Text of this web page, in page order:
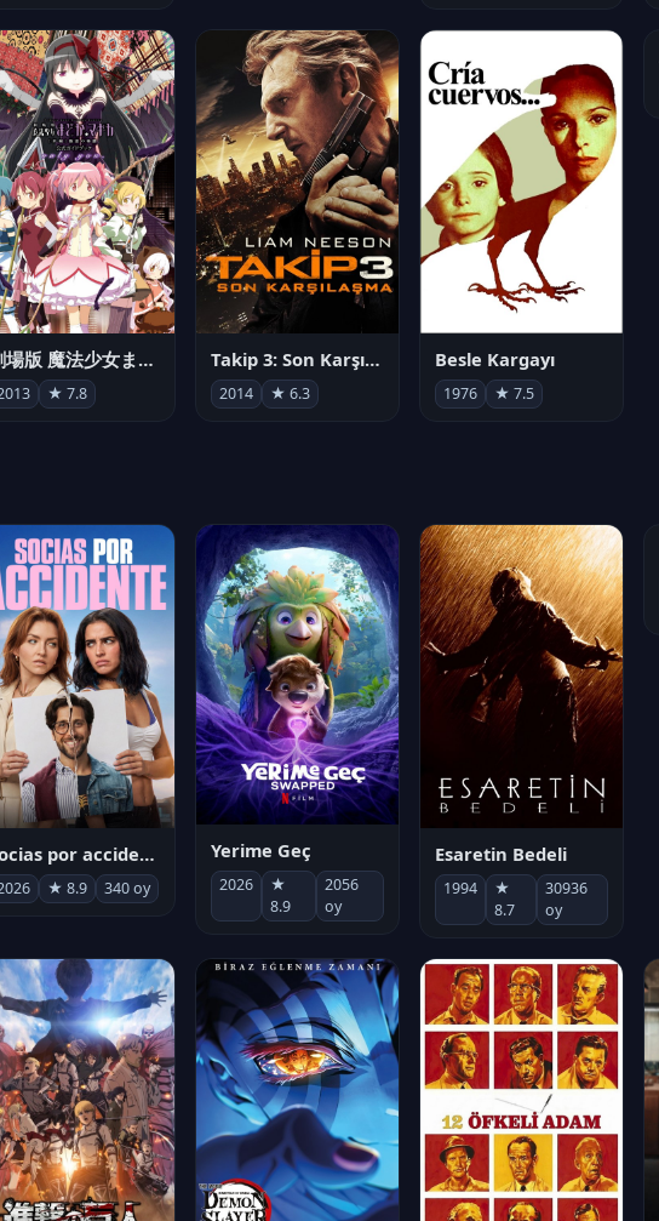
劇場版 魔法少女まどか☆マギカ[新編]叛逆の物語
★ 7.8
Takip 3: Son Karşılaşma
2014 ★ 6.3
Besle Kargayı
1976 ★ 7.5
Socias por accidente
★ 8.9 340 oy
Yerime Geç
2026
★
8.9
2056
oy
Esaretin Bedeli
1994
★
8.7
30936
oy